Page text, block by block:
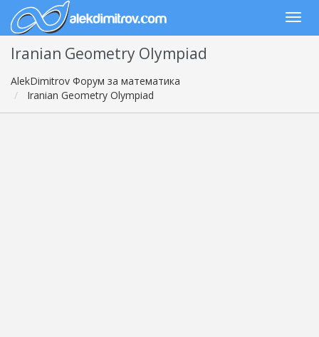
Iranian Geometry Olympiad
AlekDimitrov Форум за математика
Iranian Geometry Olympiad